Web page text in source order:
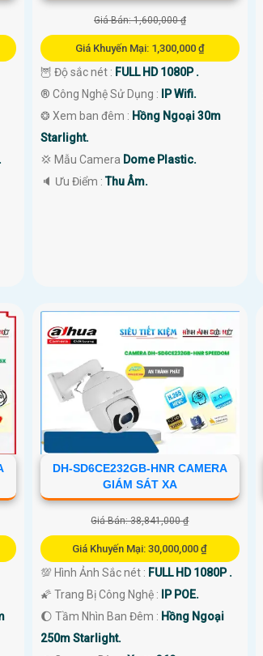
Giá Bán: 1,600,000 ₫
Giá Khuyến Mại: 1,300,000 ₫
🦉 Độ sắc nét : FULL HD 1080P .
®️ Công Nghệ Sử Dụng :
IP Wifi.
❂ Xem ban đêm : Hồng Ngoại 30m
Starlight.
💢 Mẫu Camera Dome Plastic.
️🔈 Ưu Điểm :Thu Âm.
DH-SD6CE232GB-HNR CAMERA
GIÁM SÁT XA
Giá Bán: 38,841,000 ₫
Giá Khuyến Mại: 30,000,000 ₫
💯 Hình Ảnh Sắc nét : FULL HD 1080P .
🌠 Trang Bị Công Nghệ :
IP POE.
🌔 Tầm Nhìn Ban Đêm : Hồng Ngoại
250m Starlight.